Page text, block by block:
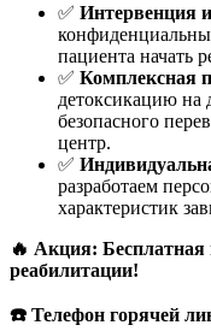
✅ Интервенция
пациента начать
✅ Комплексная
детоксикацию на
безопасного
центр.
✅
разработаем
характеристик
🔥 Акция: Бесплатная
реабилитации!
☎️ Телефон горячей